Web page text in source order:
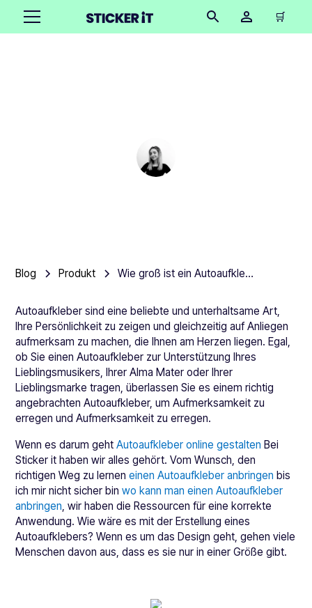
🛒
Blog Produkt Wie groß ist ein Autoaufkleber?
Autoaufkleber sind eine beliebte und unterhaltsame Art,
Ihre Persönlichkeit zu zeigen und gleichzeitig auf Anliegen
aufmerksam zu machen, die Ihnen am Herzen liegen. Egal,
ob Sie einen Autoaufkleber zur Unterstützung Ihres
Lieblingsmusikers, Ihrer Alma Mater oder Ihrer
Lieblingsmarke tragen, überlassen Sie es einem richtig
angebrachten Autoaufkleber, um Aufmerksamkeit zu
erregen und Aufmerksamkeit zu erregen.
Wenn es darum gehtAutoaufkleber online gestaltenBei
Sticker it haben wir alles gehört. Vom Wunsch, den
richtigen Weg zu lerneneinen Autoaufkleber anbringenbis
ich mir nicht sicher binwo kann man einen Autoaufkleber
anbringen, wir haben die Ressourcen für eine korrekte
Anwendung. Wie wäre es mit der Erstellung eines
Autoaufklebers? Wenn es um das Design geht, gehen viele
Menschen davon aus, dass es sie nur in einer Größe gibt.